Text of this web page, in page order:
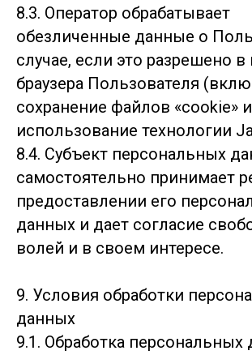
8.3. Оператор обрабатывает
обезличенные данные о
случае, если это разрешено в
браузера Пользователя
сохранение файлов «cookie» и
использование технологии
8.4. Субъект персональных
самостоятельно принимает
предоставлении его
данных и дает согласие
волей и в своем интересе.
9. Условия обработки
данных
9.1. Обработка персональных